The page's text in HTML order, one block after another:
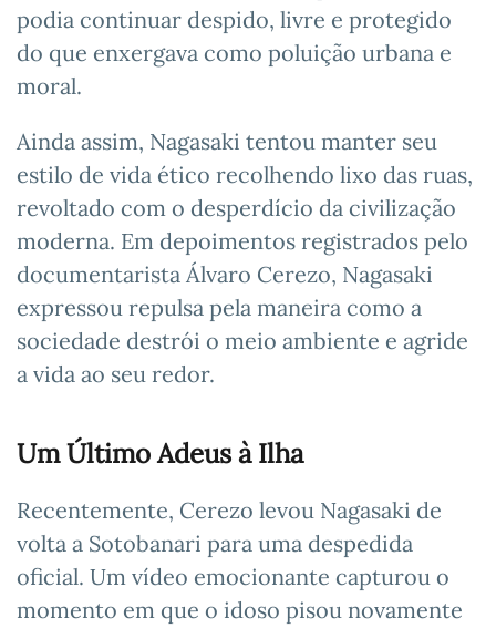
podia continuar despido, livre e protegido
do que enxergava como poluição urbana e
moral.
Ainda assim, Nagasaki tentou manter seu
estilo de vida ético recolhendo lixo das ruas,
revoltado com o desperdício da civilização
moderna. Em depoimentos registrados pelo
documentarista Álvaro Cerezo, Nagasaki
expressou repulsa pela maneira como a
sociedade destrói o meio ambiente e agride
a vida ao seu redor.
Um Último Adeus à Ilha
Recentemente, Cerezo levou Nagasaki de
volta a Sotobanari para uma despedida
oficial. Um vídeo emocionante capturou o
momento em que o idoso pisou novamente